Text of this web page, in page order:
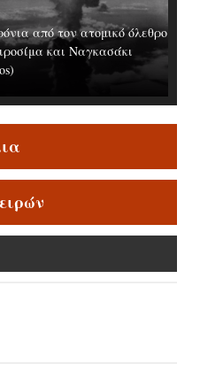
από τον ατομικό όλεθρο
και Ναγκασάκι